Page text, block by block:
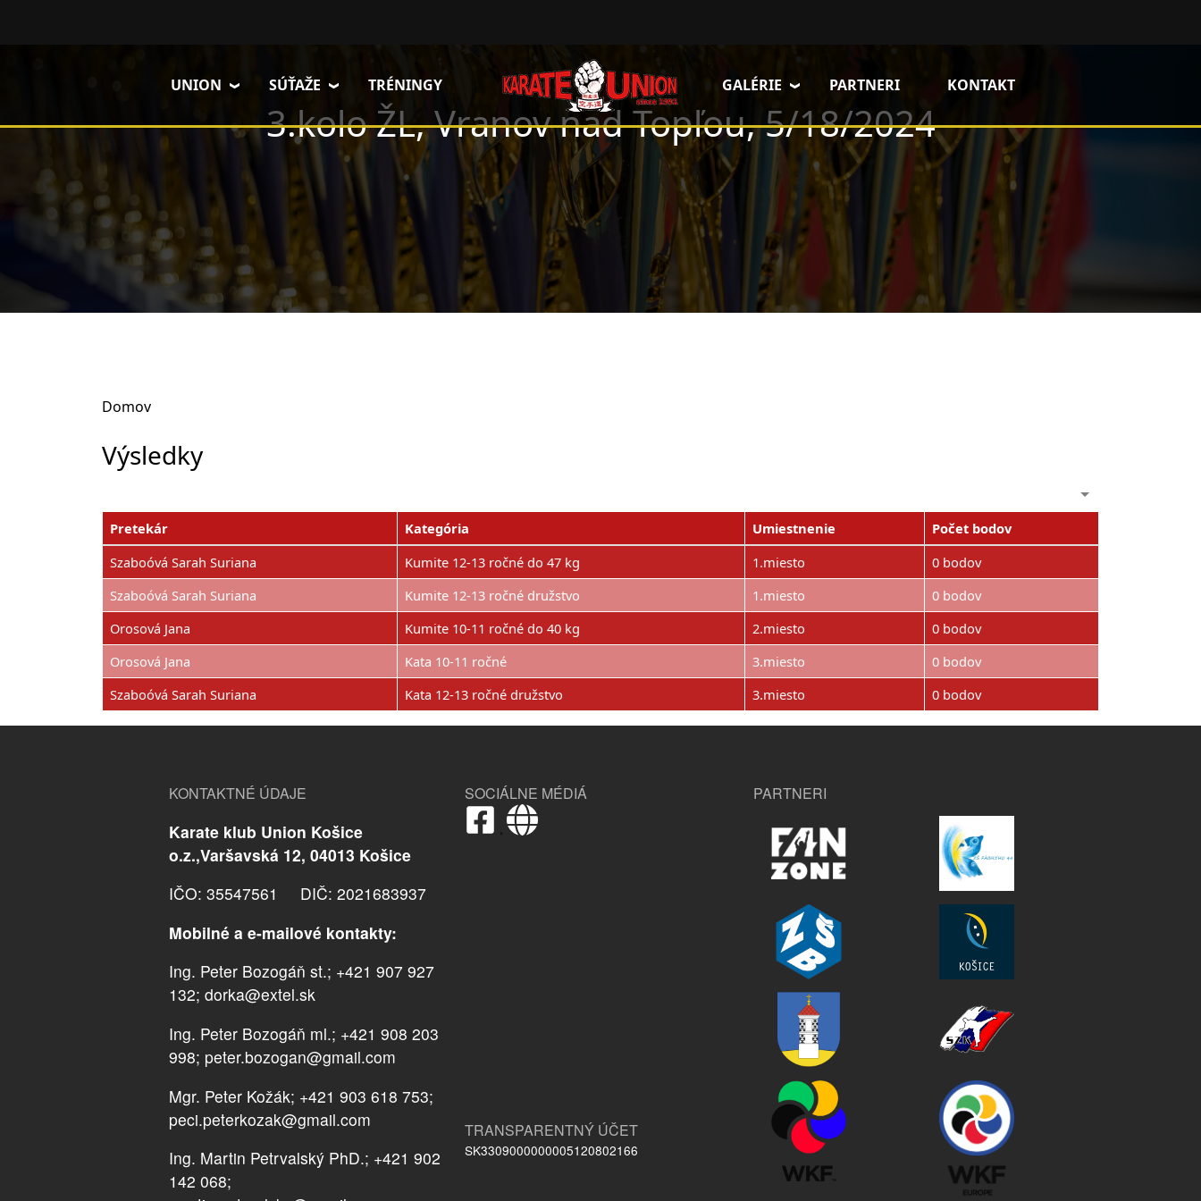
UNION SÚŤAŽE TRÉNINGY GALÉRIE PARTNERI KONTAKT
3.kolo ŽL, Vranov nad Topľou, 5/18/2024
Domov
Výsledky
Pretekár Kategória Umiestnenie
Počet bodov
Szaboóvá Sarah Suriana
Kumite 12-13 ročné do 47 kg 1.miesto
0 bodov
Szaboóvá Sarah Suriana
Kumite 12-13 ročné družstvo 1.miesto
0 bodov
Orosová Jana
Kumite 10-11 ročné do 40 kg 2.miesto
0 bodov
Orosová Jana
Kata 10-11 ročné 3.miesto
0 bodov
Szaboóvá Sarah Suriana
Kata 12-13 ročné družstvo 3.miesto 0 bodov
KONTAKTNÉ ÚDAJE
Karate klub Union Košice
o.z.,Varšavská 12, 04013 Košice
IČO: 35547561 DIČ: 2021683937
Mobilné a e-mailové kontakty:
Ing. Peter Bozogáň st.; +421 907 927
132; dorka@extel.sk
Ing. Peter Bozogáň ml.; +421 908 203
998; peter.bozogan@gmail.com
Mgr. Peter Kožák; +421 903 618 753;
peci.peterkozak@gmail.com
Ing. Martin Petrvalský PhD.; +421 902
142 068;
SOCIÁLNE MÉDIÁ
,
TRANSPARENTNÝ ÚČET
SK3309000000005120802166
PARTNERI